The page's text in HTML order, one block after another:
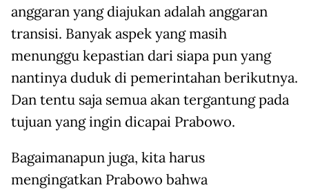
anggaran yang diajukan adalah anggaran
transisi. Banyak aspek yang masih
menunggu kepastian dari siapa pun yang
nantinya duduk di pemerintahan berikutnya.
Dan tentu saja semua akan tergantung pada
tujuan yang ingin dicapai Prabowo.
Bagaimanapun juga, kita harus
mengingatkan Prabowo bahwa